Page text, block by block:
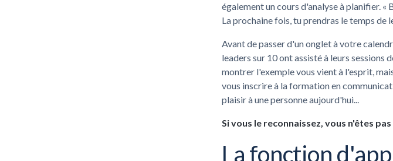
également un cours d'analyse à planifier. «
La prochaine fois, tu prendras le temps de
Avant de passer d'un onglet à votre
leaders sur 10 ont assisté à leurs sessions
montrer l'exemple vous vient à l'esprit,
vous inscrire à la formation en
plaisir à une personne aujourd'hui...
Si vous le reconnaissez, vous n'êtes pas
La fonction